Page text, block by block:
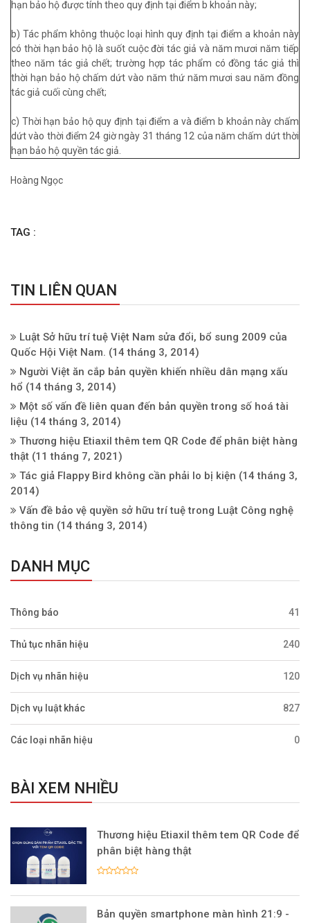
hạn bảo hộ được tính theo quy định tại điểm b khoản này;
b) Tác phẩm không thuộc loại hình quy định tại điểm a khoản này
có thời hạn bảo hộ là suốt cuộc đời tác giả và năm mươi năm tiếp
theo năm tác giả chết; trường hợp tác phẩm có đồng tác giả thì
thời hạn bảo hộ chấm dứt vào năm thứ năm mươi sau năm đồng
tác giả cuối cùng chết;
c) Thời hạn bảo hộ quy định tại điểm a và điểm b khoản này chấm
dứt vào thời điểm 24 giờ ngày 31 tháng 12 của năm chấm dứt thời
hạn bảo hộ quyền tác giả.
Hoàng Ngọc
TAG :
TIN LIÊN QUAN
Luật Sở hữu trí tuệ Việt Nam sửa đổi, bổ sung 2009 của
Quốc Hội Việt Nam. (14 tháng 3, 2014)
Người Việt ăn cắp bản quyền khiến nhiều dân mạng xấu
hổ (14 tháng 3, 2014)
Một số vấn đề liên quan đến bản quyền trong số hoá tài
liệu (14 tháng 3, 2014)
Thương hiệu Etiaxil thêm tem QR Code để phân biệt hàng
thật (11 tháng 7, 2021)
Tác giả Flappy Bird không cần phải lo bị kiện (14 tháng 3,
2014)
Vấn đề bảo vệ quyền sở hữu trí tuệ trong Luật Công nghệ
thông tin (14 tháng 3, 2014)
DANH MỤC
Thông báo 41
Thủ tục nhãn hiệu 240
Dịch vụ nhãn hiệu 120
Dịch vụ luật khác 827
Các loại nhãn hiệu 0
BÀI XEM NHIỀU
Thương hiệu Etiaxil thêm tem QR Code để
phân biệt hàng thật
Bản quyền smartphone màn hình 21:9 -